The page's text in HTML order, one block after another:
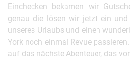
Einchecken bekamen wir
genau die lösen wir jetzt ein
unseres Urlaubs und einen
York noch einmal Revue
auf das nächste Abenteuer, das